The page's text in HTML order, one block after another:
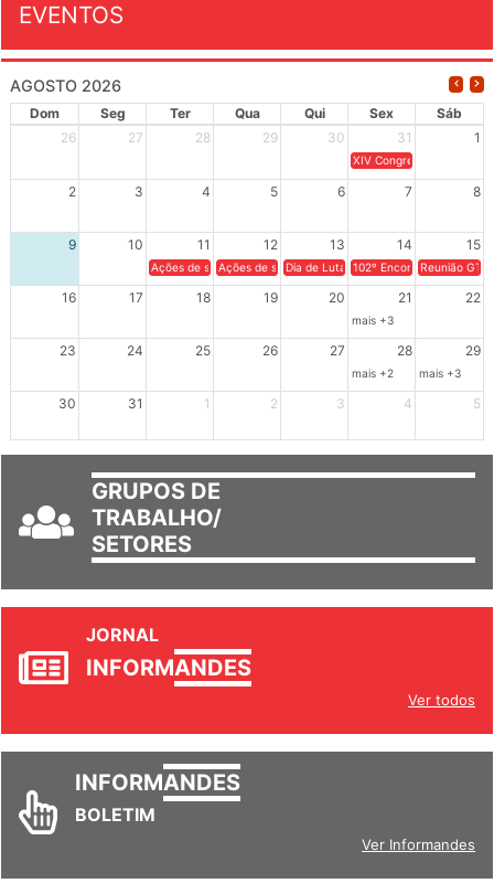
EVENTOS
AGOSTO 2026
Dom Seg Ter Qua Qui Sex
Sáb
26
27 28 29 30 31 1
XIV Congresso Brasileiro
2 3 4 5 6 7 8
9 10 11 12 13 14 15
Ações de solidariedade a Cuba no Rio Grande do Sul - 100
Ações de solidariedade a Cuba no Rio Grande do
Dia de Luta em Defesa de Cuba e da
102º Encontro da
Reunião
16 17 18 19 20 21 22
mais +3
23 24 25 26 27 28 29
mais +2 mais +3
30 31 1 2 3 4 5
GRUPOS DE
TRABALHO/
SETORES
JORNAL
INFORMANDES
Ver todos
INFORMANDES
BOLETIM
Ver Informandes